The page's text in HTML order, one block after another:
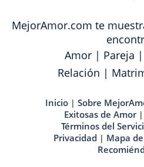
MejorAmor.com te
Amor| Pareja |
Relación |
Inicio | Sobre
Exitosas de Amor|
Términos del
Privacidad | Mapa